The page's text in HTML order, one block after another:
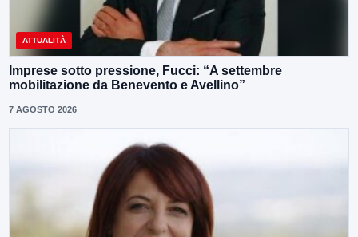
ATTUALITÀ
Imprese sotto pressione, Fucci: “A settembre
mobilitazione da Benevento e Avellino”
7 AGOSTO 2026